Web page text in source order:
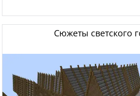
Сюжеты светского